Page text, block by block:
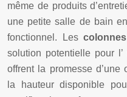
même de produits
une petite salle de bain
fonctionnel. Les
solution potentielle pour l’
offrent la promesse d’une
la hauteur disponible